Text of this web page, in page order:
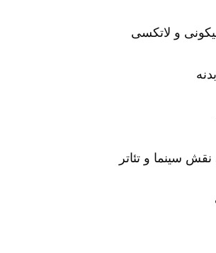
و لاتکسی
سینما و تئاتر